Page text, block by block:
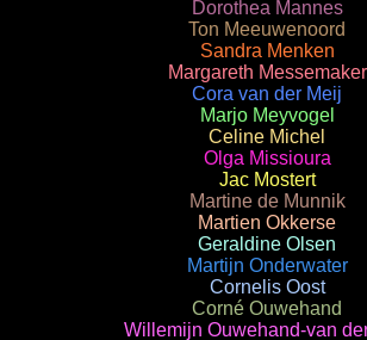
Dorothea Mannes
Ton Meeuwenoord
Sandra Menken
Margareth Messemaker
Cora van der Meij
Marjo Meyvogel
Celine Michel
Olga Missioura
Jac Mostert
Martine de Munnik
Martien Okkerse
Geraldine Olsen
Martijn Onderwater
Cornelis Oost
Corné Ouwehand
Willemijn Ouwehand-van